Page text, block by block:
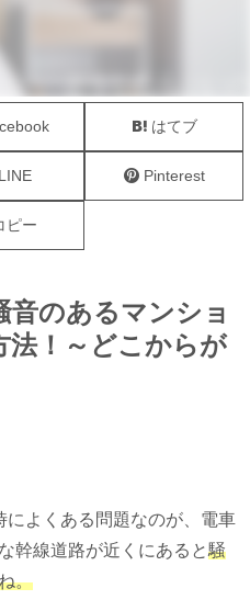
はてブ
LINE Pinterest
ピー
音のあるマンショ
法！～どこからが
よくある問題なのが、電車
幹線道路が近くにあると騒
。